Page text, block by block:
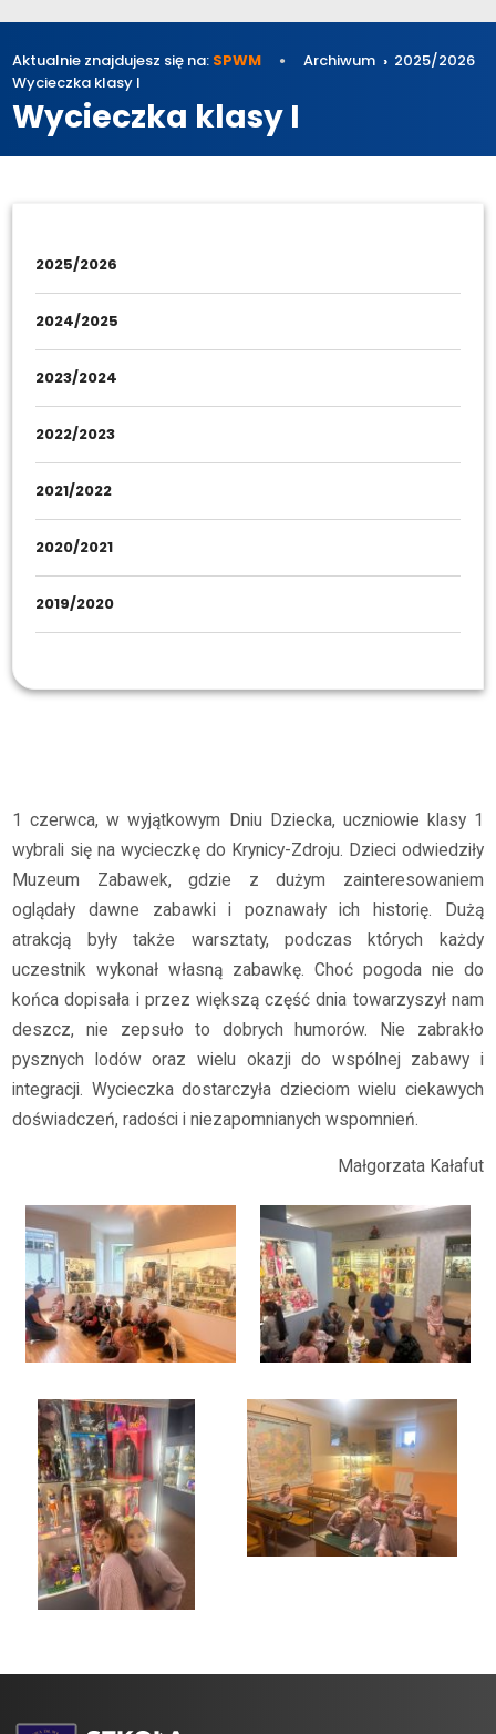
Aktualnie znajdujesz się na: SPWM Archiwum
2025/2026
Wycieczka klasy I
Wycieczka klasy I
2025/2026
2024/2025
2023/2024
2022/2023
2021/2022
2020/2021
2019/2020
1 czerwca, w wyjątkowym Dniu Dziecka, uczniowie klasy 1
wybrali się na wycieczkę do Krynicy-Zdroju. Dzieci odwiedziły
Muzeum Zabawek, gdzie z dużym zainteresowaniem
oglądały dawne zabawki i poznawały ich historię. Dużą
atrakcją były także warsztaty, podczas których każdy
uczestnik wykonał własną zabawkę. Choć pogoda nie do
końca dopisała i przez większą część dnia towarzyszył nam
deszcz, nie zepsuło to dobrych humorów. Nie zabrakło
pysznych lodów oraz wielu okazji do wspólnej zabawy i
integracji. Wycieczka dostarczyła dzieciom wielu ciekawych
doświadczeń, radości i niezapomnianych wspomnień.
Małgorzata Kałafut